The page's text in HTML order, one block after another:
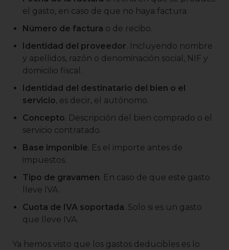
el gasto, en caso de que no haya factura.
Número de factura o de recibo.
Identidad del proveedor. Incluyendo nombre
y apellidos, razón o denominación social, NIF y
domicilio fiscal.
Identidad del destinatario del bien o el
servicio, es decir, el autónomo.
Concepto. Descripción del bien comprado o el
servicio contratado.
Base imponible. Es el importe antes de
impuestos.
Tipo de gravamen. En caso de que este gasto
lleve IVA.
Cuota de IVA soportada. Solo si es un gasto
que lleve IVA.
Ya hemos visto que los gastos deducibles es lo